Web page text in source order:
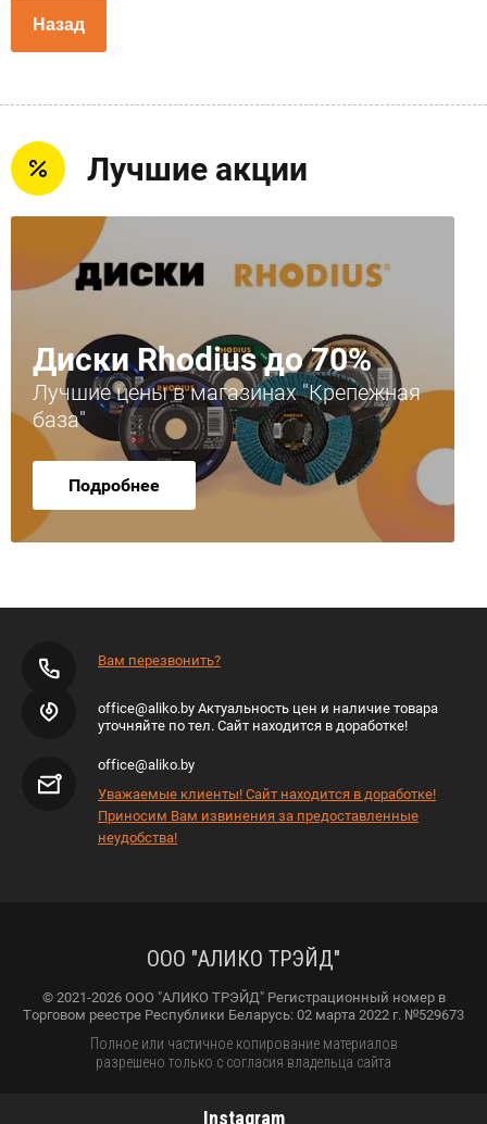
Назад
Лучшие акции
Диски Rhodius до 70%
Лучшие цены в магазинах "Крепежная
база"
Подробнее
Вам перезвонить?
office@aliko.by Актуальность цен и наличие товара
уточняйте по тел. Сайт находится в доработке!
office@aliko.by
Уважаемые клиенты! Сайт находится в доработке!
Приносим Вам извинения за предоставленные
неудобства!
ООО "АЛИКО ТРЭЙД"
© 2021-2026 ООО "АЛИКО ТРЭЙД" Регистрационный номер в
Торговом реестре Республики Беларусь: 02 марта 2022 г. №529673
Полное или частичное копирование материалов
разрешено только с согласия владельца сайта
Instagram